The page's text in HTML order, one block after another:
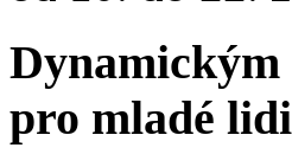
Dynamickým
pro mladé